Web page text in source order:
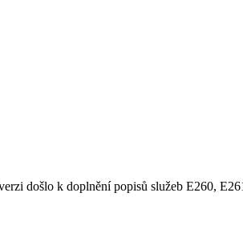
došlo k doplnění popisů služeb E260,